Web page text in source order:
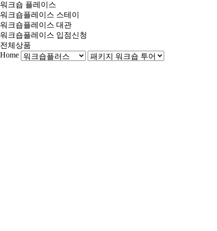
워크숍 플레이스
워크숍플레이스 스테이
워크숍플레이스 대관
워크숍플레이스 입점신청
전체상품
Home